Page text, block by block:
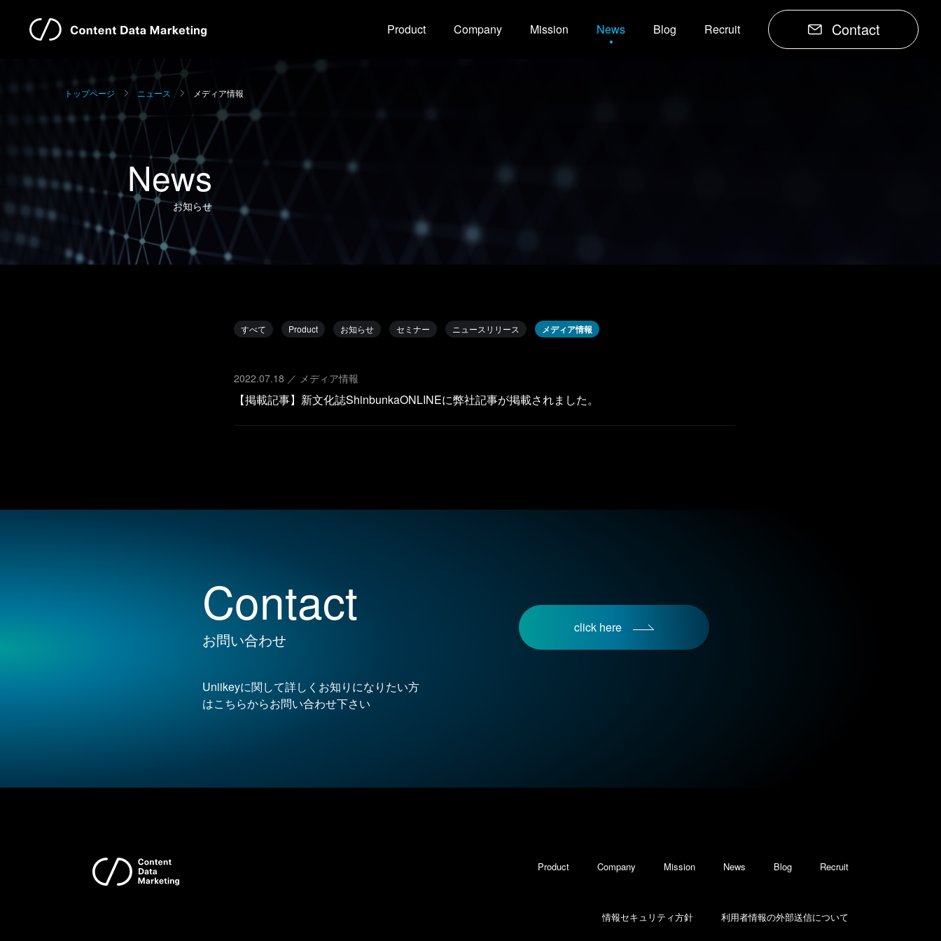
Product Company Mission News Blog Recruit Contact
トップページ ニュース メディア情報
News
お知らせ
すべて Product お知らせ セミナー ニュースリリース メディア情報
2022.07.18 ／ メディア情報
【掲載記事】新文化誌ShinbunkaONLINEに弊社記事が掲載されました。
Contact
お問い合わせ
Uniikeyに関して詳しくお知りになりたい方
はこちらからお問い合わせ下さい
click here
Product Company Mission News Blog Recruit
情報セキュリティ方針 利用者情報の外部送信について